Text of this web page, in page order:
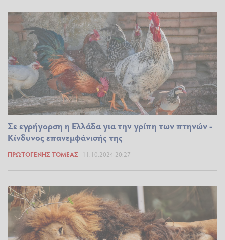
Σε εγρήγορση η Ελλάδα για την γρίπη των πτηνών -
Κίνδυνος επανεμφάνισής της
ΠΡΩΤΟΓΕΝΉΣ ΤΟΜΈΑΣ 11.10.2024 20:27